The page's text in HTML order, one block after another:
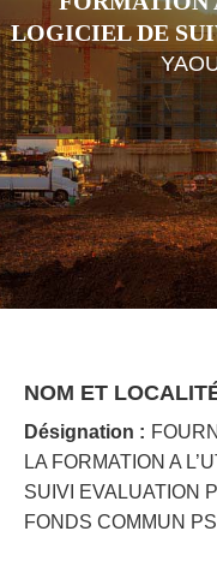
LOGICIEL DE
NOM ET
Désignation :
LA FORMATION A
SUIVI EVALUATION
FONDS COMMUN